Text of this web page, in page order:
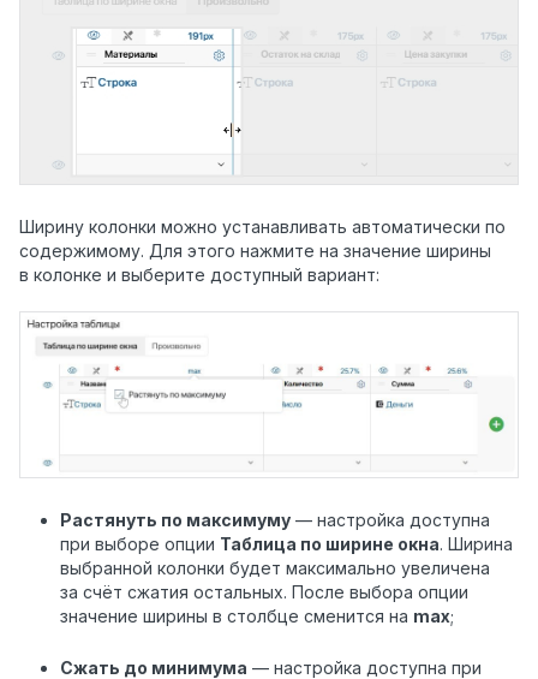
Ширину колонки можно устанавливать автоматически по
содержимому. Для этого нажмите на значение ширины
в колонке и выберите доступный вариант:
Растянуть по максимуму — настройка доступна
при выборе опции Таблица по ширине окна. Ширина
выбранной колонки будет максимально увеличена
за счёт сжатия остальных. После выбора опции
значение ширины в столбце сменится на max;
Сжать до минимума — настройка доступна при